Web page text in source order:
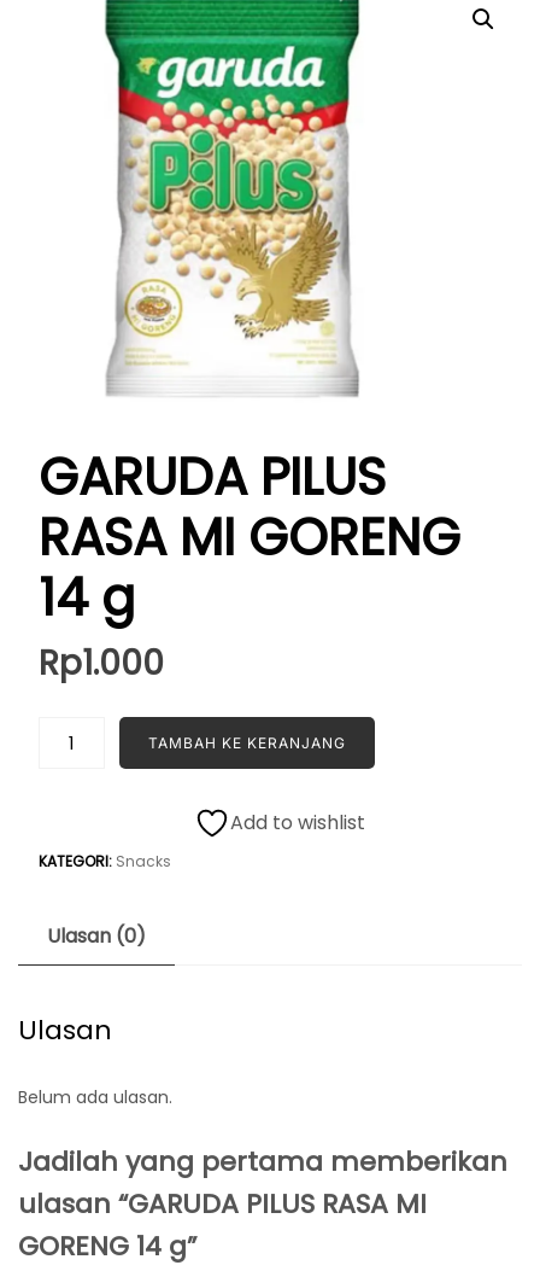
GARUDA PILUS
RASA MI GORENG
14 g
Rp1.000
Kuantitas
GARUDA
GORENG
g
TAMBAH KE KERANJANG
Add to wishlist
KATEGORI: Snacks
Ulasan (0)
Ulasan
Belum ada ulasan.
Jadilah yang pertama memberikan
ulasan “GARUDA PILUS RASA MI
GORENG 14 g”